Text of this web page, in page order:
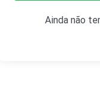
Ainda não